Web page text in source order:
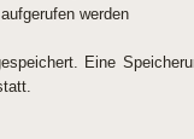
werden
Eine